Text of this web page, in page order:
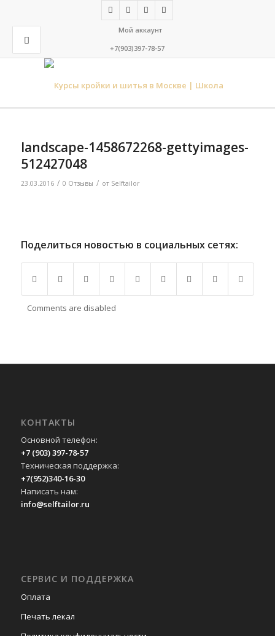
Мой аккаунт
+7(903)397-78-57
landscape-1458672268-gettyimages-
512427048
23.03.2016 / 0 Отзывы / от Selftailor
Поделиться новостью в социальных сетях:
Comments are disabled
КОНТАКТЫ
Основной телефон:
+7 (903) 397-78-57
Техническая поддержка:
+7(952)340-16-30
Написать нам:
info@selftailor.ru
СЕРВИС И ПОДДЕРЖКА
Оплата
Печать лекал